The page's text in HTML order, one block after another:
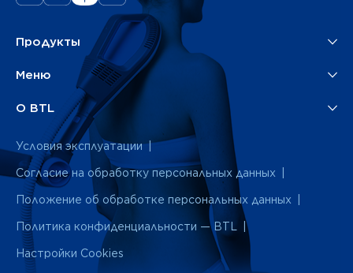
Продукты
Меню
О BTL
Условия эксплуатации
Согласие на обработку персональных данных
Положение об обработке персональных данных
Политика конфиденциальности — BTL
Настройки Cookies